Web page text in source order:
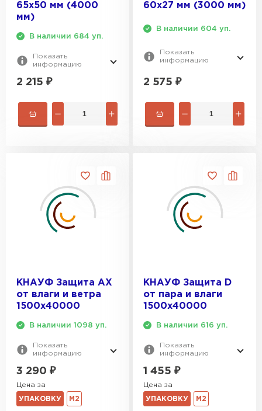
65x50 мм (4000
мм)
В наличии 684 уп.
Показать
информацию
2 215 ₽
60x27 мм (3000 мм)
В наличии 604 уп.
Показать
информацию
2 575 ₽
КНАУФ Защита AX
от влаги и ветра
1500х40000
В наличии 1098 уп.
Показать
информацию
3 290 ₽
Цена за
УПАКОВКУ М2
КНАУФ Защита D
от пара и влаги
1500х40000
В наличии 616 уп.
Показать
информацию
1 455 ₽
Цена за
УПАКОВКУ М2